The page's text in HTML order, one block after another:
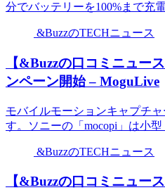
分でバッテリーを100%まで充
&BuzzのTECHニュース
【&Buzzの口コミニュー
ンペーン開始 – MoguLive
モバイルモーションキャプチャ
す。ソニーの「mocopi」は小
&BuzzのTECHニュース
【&Buzzの口コミニュー